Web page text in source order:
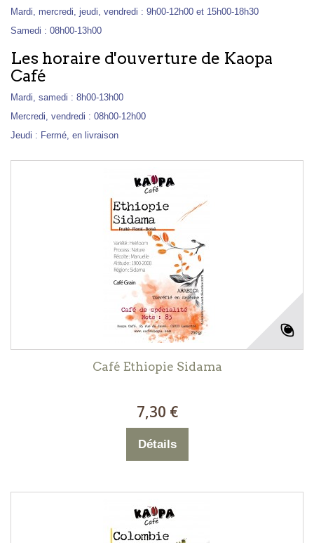
Mardi, mercredi, jeudi, vendredi : 9h00-12h00 et 15h00-18h30
Samedi : 08h00-13h00
Les horaire d'ouverture de Kaopa
Café
Mardi, samedi : 8h00-13h00
Mercredi, vendredi : 08h00-12h00
Jeudi : Fermé, en livraison
Café Ethiopie Sidama
7,30 €
Détails